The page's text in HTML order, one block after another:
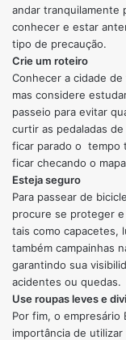
andar tranquilamente
conhecer e estar
tipo de precaução.
Crie um roteiro
Conhecer a cidade
mas considere
passeio para evitar
curtir as pedaladas
ficar parado o tempo
ficar checando o
Esteja seguro
Para passear de
procure se proteger
tais como capacetes,
também campainhas
garantindo sua
acidentes ou quedas.
Use roupas leves e
Por fim, o empresário
importância de